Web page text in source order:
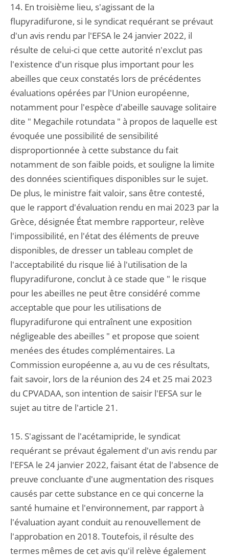
14. En troisième lieu, s'agissant de la
flupyradifurone, si le syndicat requérant se prévaut
d'un avis rendu par l'EFSA le 24 janvier 2022, il
résulte de celui-ci que cette autorité n'exclut pas
l'existence d'un risque plus important pour les
abeilles que ceux constatés lors de précédentes
évaluations opérées par l'Union européenne,
notamment pour l'espèce d'abeille sauvage solitaire
dite " Megachile rotundata " à propos de laquelle est
évoquée une possibilité de sensibilité
disproportionnée à cette substance du fait
notamment de son faible poids, et souligne la limite
des données scientifiques disponibles sur le sujet.
De plus, le ministre fait valoir, sans être contesté,
que le rapport d'évaluation rendu en mai 2023 par la
Grèce, désignée État membre rapporteur, relève
l'impossibilité, en l'état des éléments de preuve
disponibles, de dresser un tableau complet de
l'acceptabilité du risque lié à l'utilisation de la
flupyradifurone, conclut à ce stade que " le risque
pour les abeilles ne peut être considéré comme
acceptable que pour les utilisations de
flupyradifurone qui entraînent une exposition
négligeable des abeilles " et propose que soient
menées des études complémentaires. La
Commission européenne a, au vu de ces résultats,
fait savoir, lors de la réunion des 24 et 25 mai 2023
du CPVADAA, son intention de saisir l'EFSA sur le
sujet au titre de l'article 21.
15. S'agissant de l'acétamipride, le syndicat
requérant se prévaut également d'un avis rendu par
l'EFSA le 24 janvier 2022, faisant état de l'absence de
preuve concluante d'une augmentation des risques
causés par cette substance en ce qui concerne la
santé humaine et l'environnement, par rapport à
l'évaluation ayant conduit au renouvellement de
l'approbation en 2018. Toutefois, il résulte des
termes mêmes de cet avis qu'il relève également